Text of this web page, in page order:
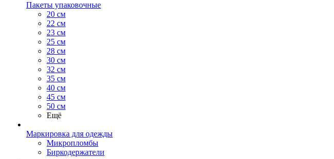
Пакеты упаковочные
20 см
22 см
23 см
25 см
28 см
30 см
32 см
35 см
40 см
45 см
50 см
Ещё
Маркировка для одежды
Микропломбы
Биркодержатели